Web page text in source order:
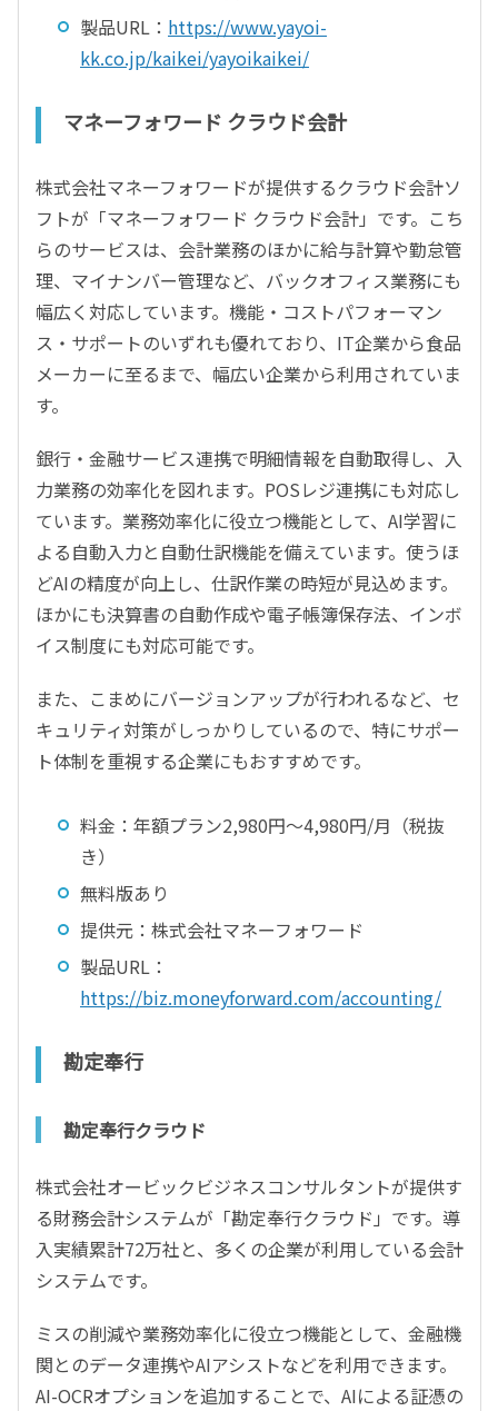
製品URL： https://www.yayoi-
kk.co.jp/kaikei/yayoikaikei/
マネーフォワード クラウド会計
株式会社マネーフォワードが提供するクラウド会計ソ
フトが「マネーフォワード クラウド会計」です。こち
らのサービスは、会計業務のほかに給与計算や勤怠管
理、マイナンバー管理など、バックオフィス業務にも
幅広く対応しています。機能・コストパフォーマン
ス・サポートのいずれも優れており、IT企業から食品
メーカーに至るまで、幅広い企業から利用されていま
す。
銀行・金融サービス連携で明細情報を自動取得し、入
力業務の効率化を図れます。POSレジ連携にも対応し
ています。業務効率化に役立つ機能として、AI学習に
よる自動入力と自動仕訳機能を備えています。使うほ
どAIの精度が向上し、仕訳作業の時短が見込めます。
ほかにも決算書の自動作成や電子帳簿保存法、インボ
イス制度にも対応可能です。
また、こまめにバージョンアップが行われるなど、セ
キュリティ対策がしっかりしているので、特にサポー
ト体制を重視する企業にもおすすめです。
料金：年額プラン2,980円～4,980円/月（税抜
き）
無料版あり
提供元：株式会社マネーフォワード
製品URL：
https://biz.moneyforward.com/accounting/
勘定奉行
勘定奉行クラウド
株式会社オービックビジネスコンサルタントが提供す
る財務会計システムが「勘定奉行クラウド」です。導
入実績累計72万社と、多くの企業が利用している会計
システムです。
ミスの削減や業務効率化に役立つ機能として、金融機
関とのデータ連携やAIアシストなどを利用できます。
AI-OCRオプションを追加することで、AIによる証憑の